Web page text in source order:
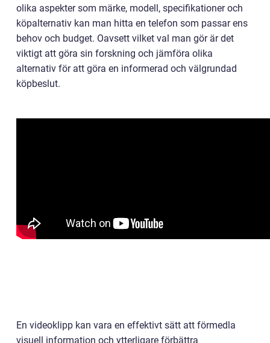
olika aspekter som märke, modell, specifikationer och
köpalternativ kan man hitta en telefon som passar ens
behov och budget. Oavsett vilket val man gör är det
viktigt att göra sin forskning och jämföra olika
alternativ för att göra en informerad och välgrundad
köpbeslut.
En videoklipp kan vara en effektivt sätt att förmedla
visuell information och ytterligare förbättra